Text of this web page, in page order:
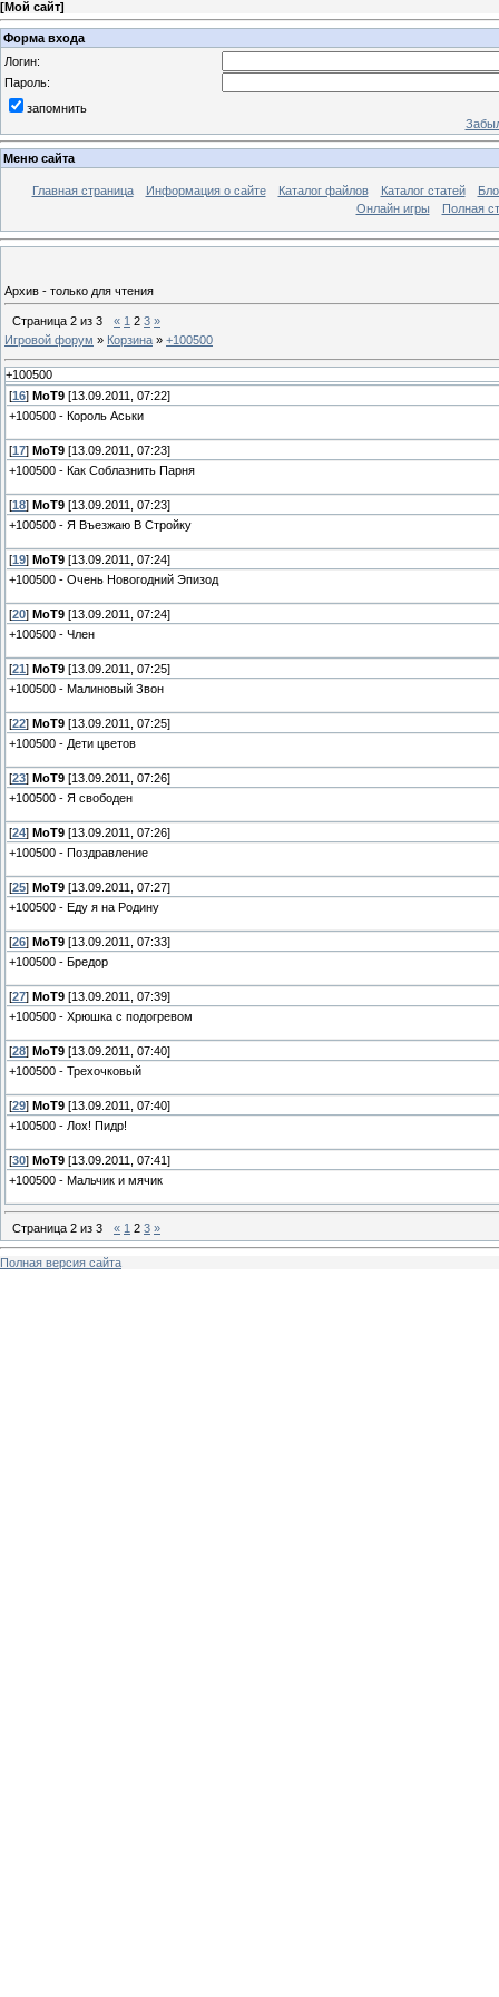
[Мой сайт]
Форма входа
Логин:
Пароль:
запомнить
Меню сайта
Главная страница Информация о сайте Каталог файлов Каталог статей
Онлайн игры
Полная
Архив - только для чтения
Страница 2 из 3 « 1 2 3 »
Игровой форум » Корзина » +100500
+100500
[16] MoT9 [13.09.2011, 07:22]
+100500 - Король Аськи
[17] MoT9 [13.09.2011, 07:23]
+100500 - Как Соблазнить Парня
[18] MoT9 [13.09.2011, 07:23]
+100500 - Я Въезжаю В Стройку
[19] MoT9 [13.09.2011, 07:24]
+100500 - Очень Новогодний Эпизод
[20] MoT9 [13.09.2011, 07:24]
+100500 - Член
[21 ] MoT9 [13.09.2011, 07:25]
+100500 - Малиновый Звон
[22] MoT9 [13.09.2011, 07:25]
+100500 - Дети цветов
[23] MoT9 [13.09.2011, 07:26]
+100500 - Я свободен
[24] MoT9 [13.09.2011, 07:26]
+100500 - Поздравление
[25] MoT9 [13.09.2011, 07:27]
+100500 - Еду я на Родину
[26] MoT9 [13.09.2011, 07:33]
+100500 - Бредор
[27] MoT9 [13.09.2011, 07:39]
+100500 - Хрюшка с подогревом
[28] MoT9 [13.09.2011, 07:40]
+100500 - Трехочковый
[29] MoT9 [13.09.2011, 07:40]
+100500 - Лох! Пидр!
[30] MoT9 [13.09.2011, 07:41]
+100500 - Мальчик и мячик
Страница 2 из 3 « 1 2 3 »
Полная версия сайта